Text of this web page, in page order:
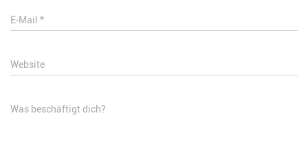
E-Mail *
Website
Was beschäftigt dich?